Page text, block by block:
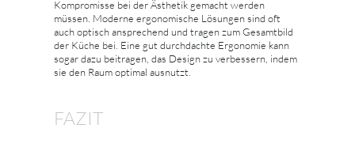
Kompromisse bei der Ästhetik gemacht werden
müssen. Moderne ergonomische Lösungen sind oft
auch optisch ansprechend und tragen zum Gesamtbild
der Küche bei. Eine gut durchdachte Ergonomie kann
sogar dazu beitragen, das Design zu verbessern, indem
sie den Raum optimal ausnutzt.
FAZIT